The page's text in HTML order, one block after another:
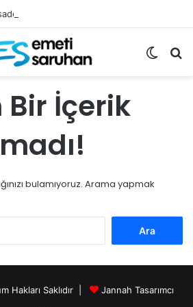
fetvalarla çözemeyiz
Dış
Bir İçerik
bulamıyoruz. Arama yapmak
Hakları Saklıdır |
Jannah Tasarımcı